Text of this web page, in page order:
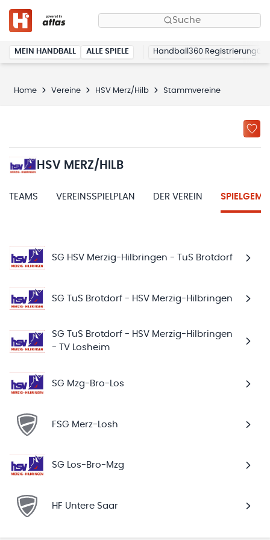
Suche
MEIN HANDBALL ALLE SPIELE Handball360 Registrierung
Home Vereine HSV Merz/Hilb Stammvereine
HSV MERZ/HILB
TEAMS VEREINSSPIELPLAN DER VEREIN
SG HSV Merzig-Hilbringen - TuS Brotdorf
SG TuS Brotdorf - HSV Merzig-Hilbringen
SG TuS Brotdorf - HSV Merzig-Hilbringen
- TV Losheim
SG Mzg-Bro-Los
FSG Merz-Losh
SG Los-Bro-Mzg
HF Untere Saar